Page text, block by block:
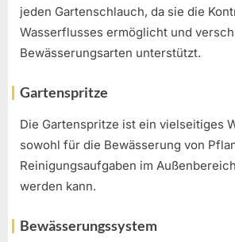
jeden Gartenschlauch, da sie die
Wasserflusses ermöglicht und
Bewässerungsarten unterstützt.
Gartenspritze
Die Gartenspritze ist ein vielseitiges
sowohl für die Bewässerung von
Reinigungsaufgaben im
werden kann.
Bewässerungssystem